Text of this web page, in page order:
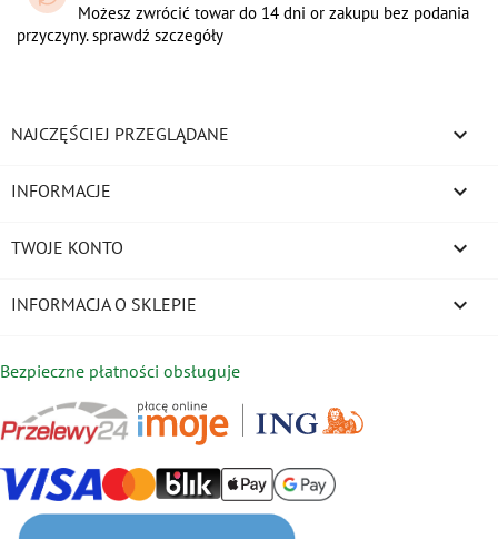
Możesz zwrócić towar do 14 dni or zakupu bez podania
przyczyny. sprawdź szczegóły
NAJCZĘŚCIEJ PRZEGLĄDANE 
INFORMACJE 
TWOJE KONTO 
INFORMACJA O SKLEPIE keyboard_arrow_down
Bezpieczne płatności obsługuje